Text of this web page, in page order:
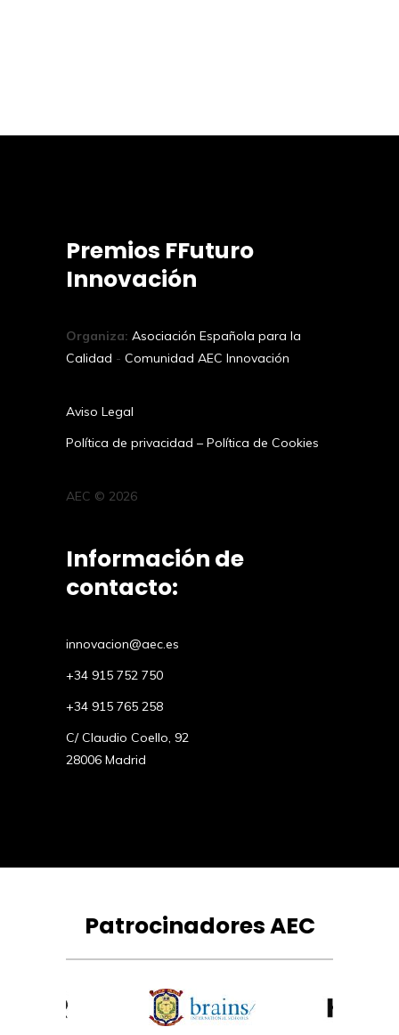
Premios FFuturo
Innovación
Organiza: Asociación Española para la
Calidad - Comunidad AEC Innovación
Aviso Legal
Política de privacidad – Política de Cookies
AEC © 2026
Información de
contacto:
innovacion@aec.es
+34 915 752 750
+34 915 765 258
C/ Claudio Coello, 92
28006 Madrid
Patrocinadores AEC